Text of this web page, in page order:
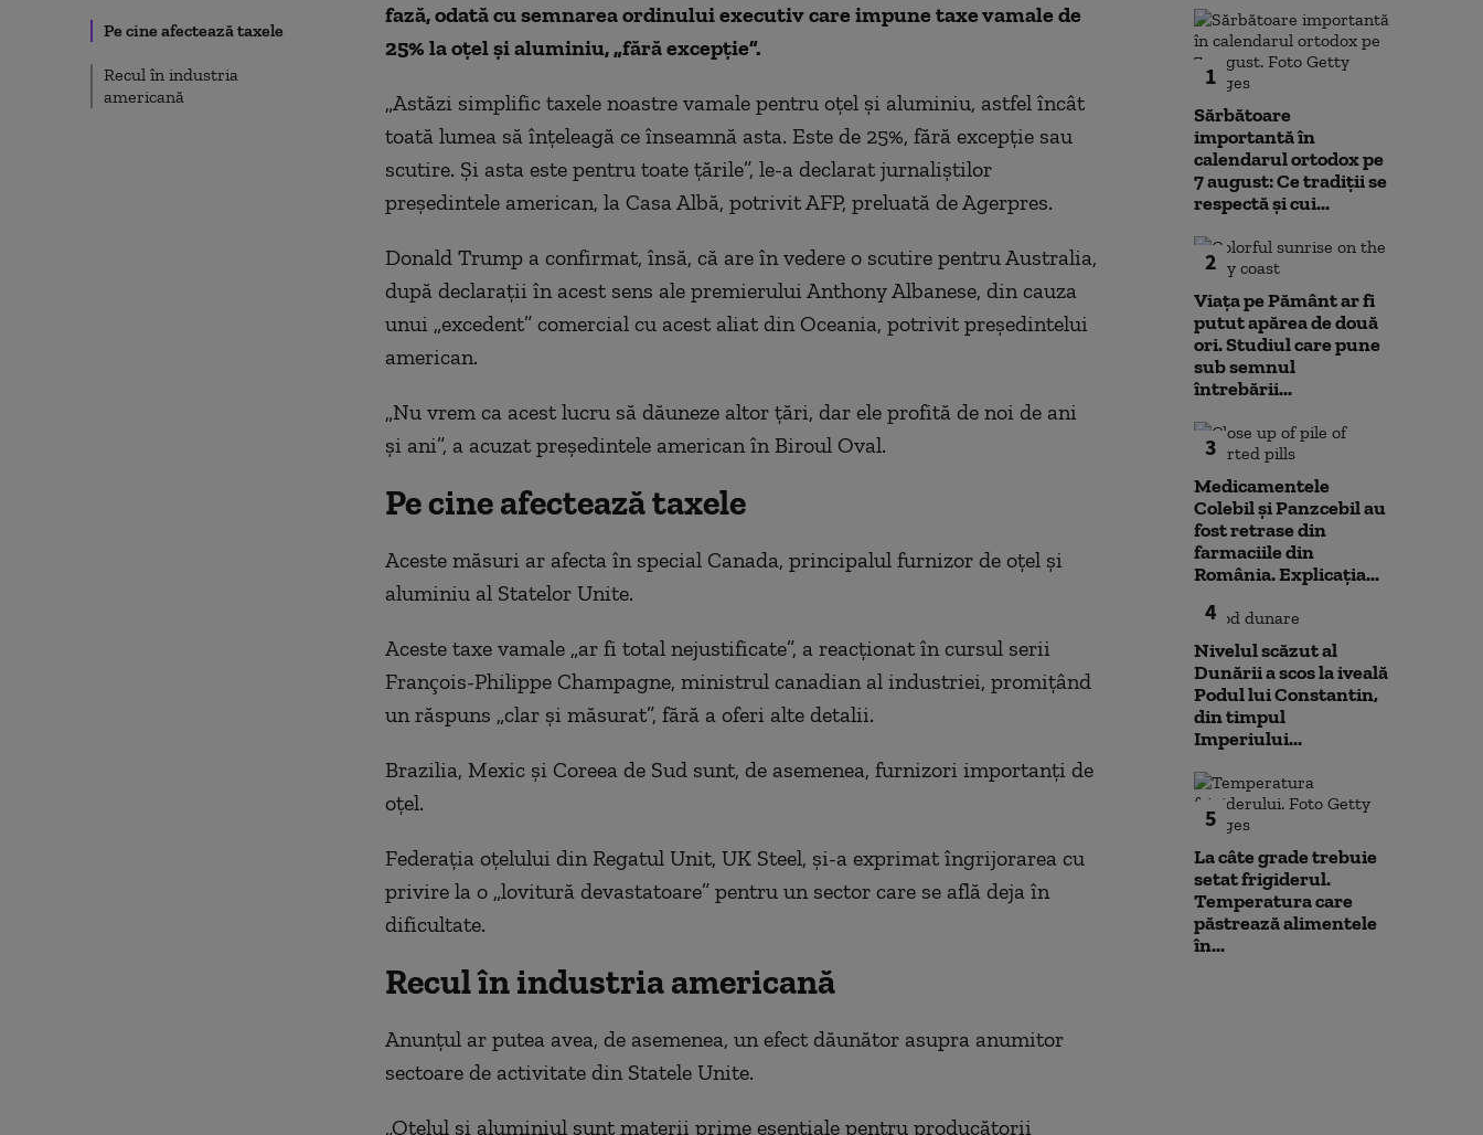
Pe cine afectează taxele
Recul în industria
americană
fază, odată cu semnarea ordinului executiv care impune taxe vamale de
25% la oţel şi aluminiu, „fără excepţie”.
„Astăzi simplific taxele noastre vamale pentru oţel şi aluminiu, astfel încât
toată lumea să înţeleagă ce înseamnă asta. Este de 25%, fără excepţie sau
scutire. Şi asta este pentru toate ţările”, le-a declarat jurnaliştilor
preşedintele american, la Casa Albă, potrivit AFP, preluată de Agerpres.
Donald Trump a confirmat, însă, că are în vedere o scutire pentru Australia,
după declaraţii în acest sens ale premierului Anthony Albanese, din cauza
unui „excedent” comercial cu acest aliat din Oceania, potrivit preşedintelui
american.
„Nu vrem ca acest lucru să dăuneze altor ţări, dar ele profită de noi de ani
şi ani”, a acuzat preşedintele american în Biroul Oval.
Pe cine afectează taxele
Aceste măsuri ar afecta în special Canada, principalul furnizor de oţel şi
aluminiu al Statelor Unite.
Aceste taxe vamale „ar fi total nejustificate”, a reacţionat în cursul serii
François-Philippe Champagne, ministrul canadian al industriei, promiţând
un răspuns „clar şi măsurat”, fără a oferi alte detalii.
Brazilia, Mexic şi Coreea de Sud sunt, de asemenea, furnizori importanţi de
oţel.
Federaţia oţelului din Regatul Unit, UK Steel, şi-a exprimat îngrijorarea cu
privire la o „lovitură devastatoare” pentru un sector care se află deja în
dificultate.
Recul în industria americană
Anunţul ar putea avea, de asemenea, un efect dăunător asupra anumitor
sectoare de activitate din Statele Unite.
„Oţelul şi aluminiul sunt materii prime esenţiale pentru producătorii
1
Sărbătoare
importantă în
calendarul ortodox pe
7 august: Ce tradiții se
respectă și cui...
2
Viața pe Pământ ar fi
putut apărea de două
ori. Studiul care pune
sub semnul
întrebării...
3
Medicamentele
Colebil și Panzcebil au
fost retrase din
farmaciile din
România. Explicația...
4
Nivelul scăzut al
Dunării a scos la iveală
Podul lui Constantin,
din timpul
Imperiului...
5
La câte grade trebuie
setat frigiderul.
Temperatura care
păstrează alimentele
în...